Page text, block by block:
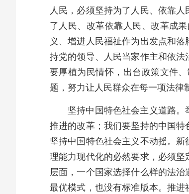
人民，必须坚持为了人民、依靠
了人民、改革依靠人民、改革成
义、增进人民福祉作为出发点和
持党的领导、人民当家作主和依法
要厚植为民情怀，出台政策文件
题，努力让人民群众在每一项法律
坚持中国特色社会主义道路
推进的改革；我们要坚持的中国
坚持中国特色社会主义不动摇。
理能力现代化的必然要求，必须
层面，一个国家选择什么样的法
最优模式，也没有标准版本。推